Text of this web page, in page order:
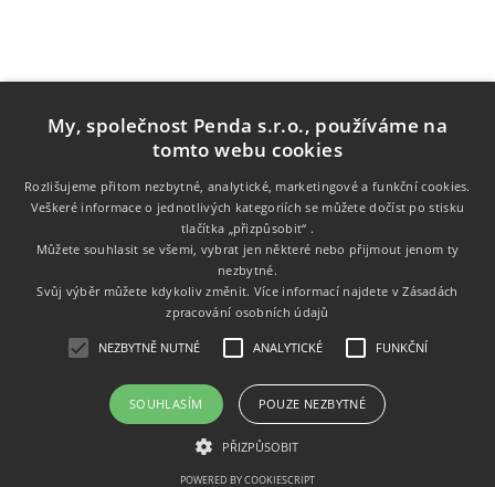
Informace
Zákaznický servis
Copyright © 2026 Tonery.cz. Všechna práva vyhrazena.
My, společnost Penda s.r.o., používáme na
tomto webu cookies
Rozlišujeme přitom nezbytné, analytické, marketingové a funkční cookies.
Veškeré informace o jednotlivých kategoriích se můžete dočíst po stisku
tlačítka „přizpůsobit“ .
Můžete souhlasit se všemi, vybrat jen některé nebo přijmout jenom ty
nezbytné.
Svůj výběr můžete kdykoliv změnit. Více informací najdete vZásadách
zpracování osobních údajů
NEZBYTNĚ NUTNÉ ANALYTICKÉ FUNKČNÍ
SOUHLASÍM POUZE NEZBYTNÉ
PŘIZPŮSOBIT
POWERED BY COOKIESCRIPT